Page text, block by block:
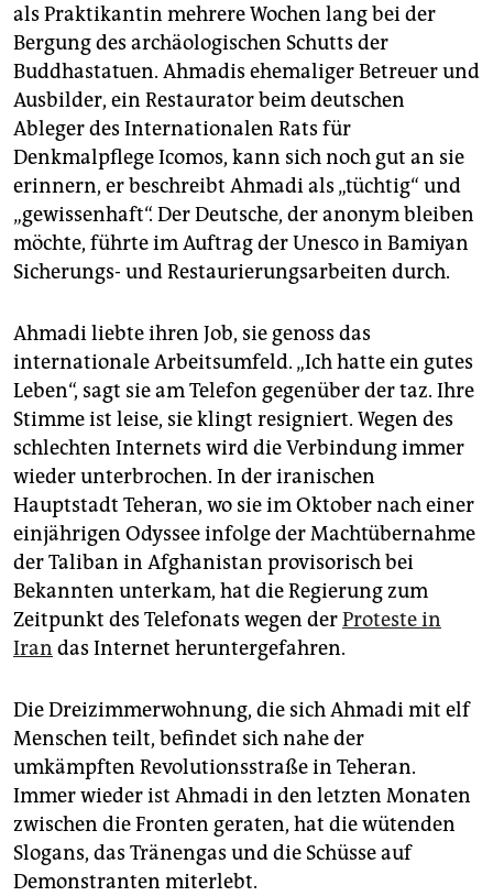
als Praktikantin mehrere Wochen lang bei der
Bergung des archäologischen Schutts der
Buddhastatuen. Ahmadis ehemaliger Betreuer und
Ausbilder, ein Restaurator beim deutschen
Ableger des Internationalen Rats für
Denkmalpflege Icomos, kann sich noch gut an sie
erinnern, er beschreibt Ahmadi als „tüchtig“ und
„gewissenhaft“. Der Deutsche, der anonym bleiben
möchte, führte im Auftrag der Unesco in Bamiyan
Sicherungs- und Restaurierungsarbeiten durch.
Ahmadi liebte ihren Job, sie genoss das
internationale Arbeitsumfeld. „Ich hatte ein gutes
Leben“, sagt sie am Telefon gegenüber der taz. Ihre
Stimme ist leise, sie klingt resigniert. Wegen des
schlechten Internets wird die Verbindung immer
wieder unterbrochen. In der iranischen
Hauptstadt Teheran, wo sie im Oktober nach einer
einjährigen Odyssee infolge der Machtübernahme
der Taliban in Afghanistan provisorisch bei
Bekannten unterkam, hat die Regierung zum
Zeitpunkt des Telefonats wegen derProteste in
Iran das Internet heruntergefahren.
Die Dreizimmerwohnung, die sich Ahmadi mit elf
Menschen teilt, befindet sich nahe der
umkämpften Revolutionsstraße in Teheran.
Immer wieder ist Ahmadi in den letzten Monaten
zwischen die Fronten geraten, hat die wütenden
Slogans, das Tränengas und die Schüsse auf
Demonstranten miterlebt.